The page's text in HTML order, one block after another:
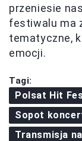
przeniesie
festiwalu ma
tematyczne,
emocji.
Tagi:
Polsat Hit
Sopot
Transmisja